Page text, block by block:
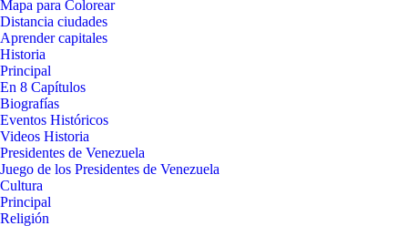
Mapa para Colorear
Distancia ciudades
Aprender capitales
Historia
Principal
En 8 Capítulos
Biografías
Eventos Históricos
Videos Historia
Presidentes de Venezuela
Juego de los Presidentes de Venezuela
Cultura
Principal
Religión